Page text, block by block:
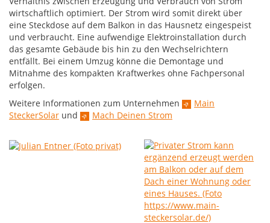
wirtschaftlich optimiert. Der Strom wird somit direkt über
eine Steckdose auf dem Balkon in das Hausnetz eingespeist
und verbraucht. Eine aufwendige Elektroinstallation durch
das gesamte Gebäude bis hin zu den Wechselrichtern
entfällt. Bei einem Umzug könne die Demontage und
Mitnahme des kompakten Kraftwerkes ohne Fachpersonal
erfolgen.
Weitere Informationen zum Unternehmen
Main
SteckerSolar und Mach Deinen Strom